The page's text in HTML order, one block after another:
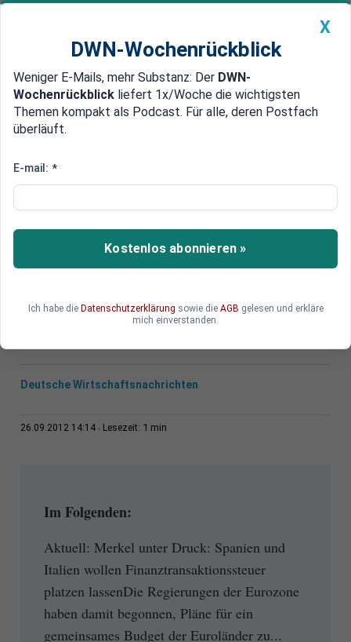
Newsticker MEIN DWN: Geldanlage Premium
Edelmetalle DWN-Magazin China
Gemeinschaftsbudget soll Eurobonds ersetzen
EU will nationale Steuern nach
Brüssel umleiten
Die EU will, dass nationale Steuergelder direkt
durchsetzbar sind.
Deutsche Wirtschaftsnachrichten
26.09.2012 14:14 Lesezeit: 1 min
Im Folgenden:
Aktuell: Merkel unter Druck: Spanien und
Italien wollen Finanztransaktionssteuer
platzen lassenDie Regierungen der Eurozone
haben damit begonnen, Pläne für ein
gemeinsames Budget der Euroländer zu...
X
DWN-Wochenrückblick
Weniger E-Mails, mehr Substanz: Der DWN-
Wochenrückblick liefert 1x/Woche die wichtigsten
Themen kompakt als Podcast. Für alle, deren Postfach
überläuft.
E-mail: *
Kostenlos abonnieren »
Ich habe die Datenschutzerklärung sowie die AGB gelesen und erkläre
mich einverstanden.